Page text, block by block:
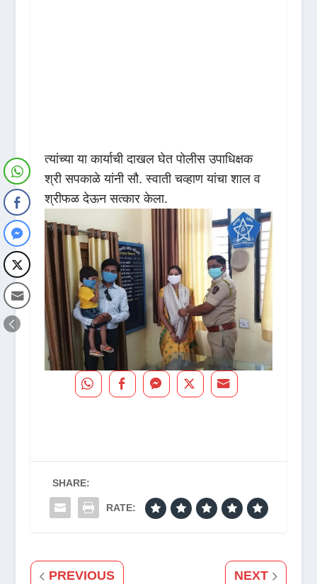
त्यांच्या या कार्याची दाखल घेत पोलीस उपाधिक्षक
श्री सपकाळे यांनी सौ. स्वाती चव्हाण यांचा शाल व
श्रीफळ देऊन सत्कार केला.
SHARE:
RATE:
PREVIOUS NEXT